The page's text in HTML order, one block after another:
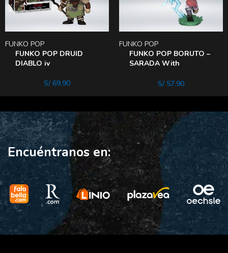
FUNKO POP DRUID
DIABLO iv
FUNKO POP
S/69.90
FUNKO POP BORUTO –
SARADA With
FUNKO POP
S/57.90
Encuéntranos en: